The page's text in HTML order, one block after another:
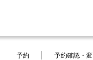
予約 予約確認・